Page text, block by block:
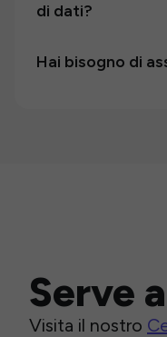
di dati?
Hai bisogno di
Serve
Visita il nostro